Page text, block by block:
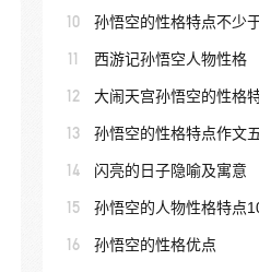
10 孙悟空的性格特点不少
11 西游记孙悟空人物性格
12 大闹天宫孙悟空的性格
13 孙悟空的性格特点作文
14 闪亮的日子隐喻及寓意
15 孙悟空的人物性格特点
16 孙悟空的性格优点